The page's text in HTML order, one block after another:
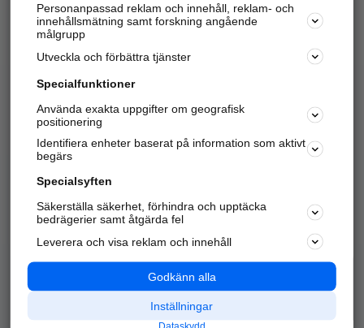
Hitta telefonnummer, adresser, företagsinfo mm.
Marknadsför företaget
Kom igång och annonsera mot
samarbetspartners nära dig.
Alla kategorier
Populära sökningar
API & Kartor
Annonsera
Integritet
Nödnummer
Personanpassad reklam och innehåll, reklam- och
innehållsmätning samt forskning angående
målgrupp
Utveckla och förbättra tjänster
Specialfunktioner
Använda exakta uppgifter om geografisk
positionering
Identifiera enheter baserat på information som aktivt
begärs
Specialsyften
Säkerställa säkerhet, förhindra och upptäcka
bedrägerier samt åtgärda fel
Leverera och visa reklam och innehåll
Godkänn alla
Inställningar
Dataskydd